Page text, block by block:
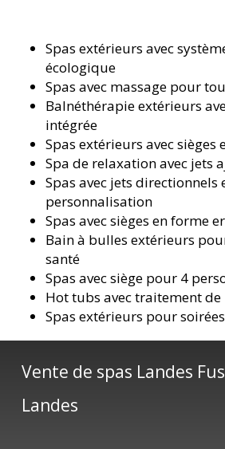
Spas extérieurs avec
écologique
Spas avec massage pour
Balnéthérapie extérieurs
intégrée
Spas extérieurs avec sièges
Spa de relaxation avec jets
Spas avec jets directionnels
personnalisation
Spas avec sièges en forme
Bain à bulles extérieurs
santé
Spas avec siège pour 4
Hot tubs avec traitement de
Spas extérieurs pour
Vente de spas Landes
Landes